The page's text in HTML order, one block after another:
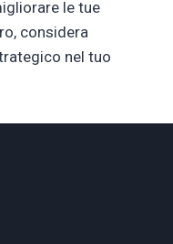
le tue
considera
nel tuo